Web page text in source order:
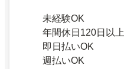
未経験OK
年間休日120日以上
即日払いOK
週払いOK